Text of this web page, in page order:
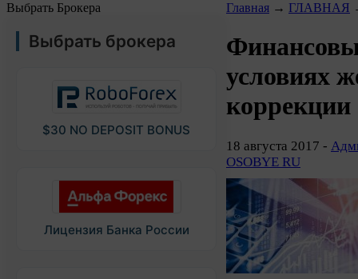
Выбрать Брокера
Выбрать брокера
$30 NO DEPOSIT BONUS
Лицензия Банка России
Главная → ГЛАВНАЯ
условиях
коррекции
18 августа 2017 -
OSOBYE RU